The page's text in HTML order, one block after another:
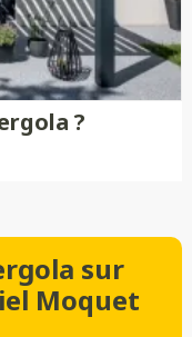
?
sur
Moquet